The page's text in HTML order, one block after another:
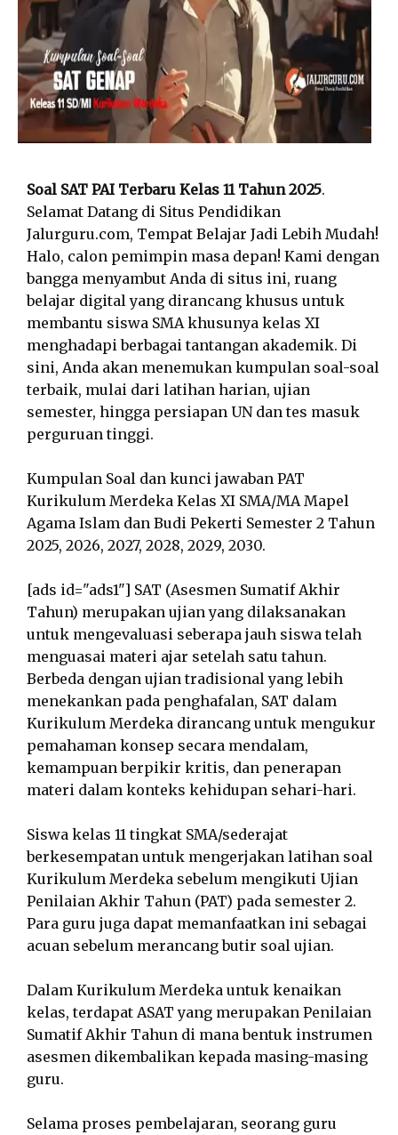
Soal SAT PAI Terbaru Kelas 11 Tahun 2025.
Selamat Datang di Situs Pendidikan
Jalurguru.com, Tempat Belajar Jadi Lebih Mudah!
Halo, calon pemimpin masa depan! Kami dengan
bangga menyambut Anda di situs ini, ruang
belajar digital yang dirancang khusus untuk
membantu siswa SMA khusunya kelas XI
menghadapi berbagai tantangan akademik. Di
sini, Anda akan menemukan kumpulan soal-soal
terbaik, mulai dari latihan harian, ujian
semester, hingga persiapan UN dan tes masuk
perguruan tinggi.
Kumpulan Soal dan kunci jawaban PAT
Kurikulum Merdeka Kelas XI SMA/MA Mapel
Agama Islam dan Budi Pekerti Semester 2 Tahun
2025, 2026, 2027, 2028, 2029, 2030.
[ads id="ads1"] SAT (Asesmen Sumatif Akhir
Tahun) merupakan ujian yang dilaksanakan
untuk mengevaluasi seberapa jauh siswa telah
menguasai materi ajar setelah satu tahun.
Berbeda dengan ujian tradisional yang lebih
menekankan pada penghafalan, SAT dalam
Kurikulum Merdeka dirancang untuk mengukur
pemahaman konsep secara mendalam,
kemampuan berpikir kritis, dan penerapan
materi dalam konteks kehidupan sehari-hari.
Siswa kelas 11 tingkat SMA/sederajat
berkesempatan untuk mengerjakan latihan soal
Kurikulum Merdeka sebelum mengikuti Ujian
Penilaian Akhir Tahun (PAT) pada semester 2.
Para guru juga dapat memanfaatkan ini sebagai
acuan sebelum merancang butir soal ujian.
Dalam Kurikulum Merdeka untuk kenaikan
kelas, terdapat ASAT yang merupakan Penilaian
Sumatif Akhir Tahun di mana bentuk instrumen
asesmen dikembalikan kepada masing-masing
guru.
Selama proses pembelajaran, seorang guru